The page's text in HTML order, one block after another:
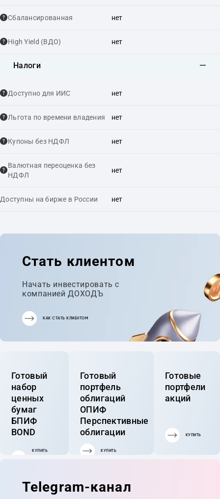
Сбалансированная нет
High Yield (ВДО) нет
Налоги
Доступно для ИИС нет
Льгота по времени владения нет
Купоны без НДФЛ нет
Валютная переоценка без
НДФЛ
нет
Доступны на бирже в России нет
Стать клиентом
Начать инвестировать с
компанией ДОХОДЪ
КАК СТАТЬ КЛИЕНТОМ
Готовый
набор
ценных
бумаг
БПИФ
BOND
КУПИТЬ
Готовый
портфель
облигаций
ОПИФ
Перспективные
облигации
КУПИТЬ
Готовые
портфели
акций
КУПИТЬ
Telegram-канал